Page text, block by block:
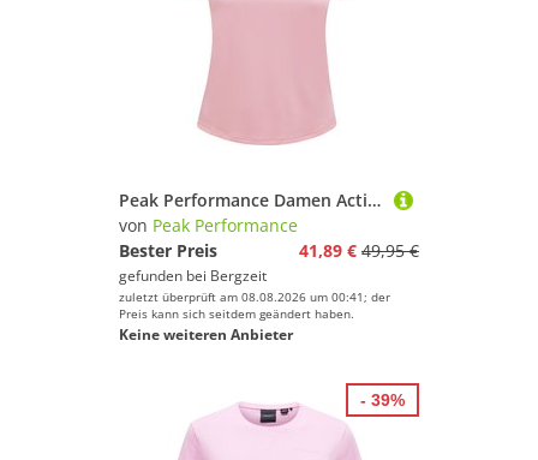
Peak Performance Damen Active Slim T-Shirt
von Peak Performance
Bester Preis
41,89 € 49,95 €
gefunden bei Bergzeit
zuletzt überprüft am 08.08.2026 um 00:41; der
Preis kann sich seitdem geändert haben.
Keine weiteren Anbieter
- 39%